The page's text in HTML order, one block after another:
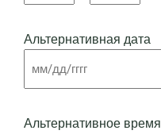
Альтернативная дата
Альтернативное время